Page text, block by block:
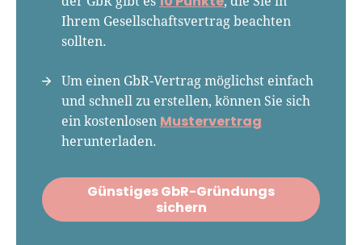
Ihrem Gesellschaftsvertrag beachten
sollten.
Um einen GbR-Vertrag möglichst einfach
und schnell zu erstellen, können Sie sich
ein kostenlosen Mustervertrag
herunterladen.
Günstiges GbR-Gründungs
sichern